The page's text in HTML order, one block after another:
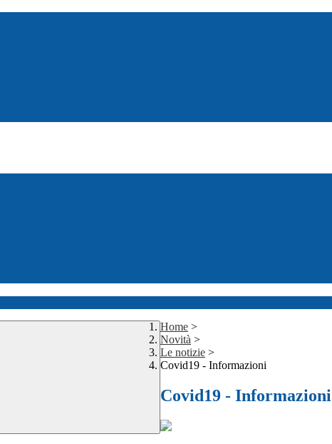
Home >
Novità >
Le notizie >
Covid19 - Informazioni
Covid19 - Informazioni